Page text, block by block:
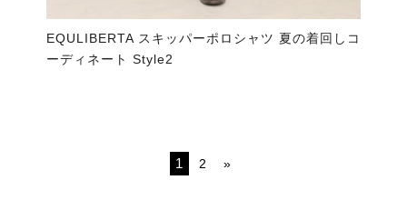
EQULIBERTA スキッパーポロシャツ 夏の着回しコ
ーディネート Style2
1 2 »